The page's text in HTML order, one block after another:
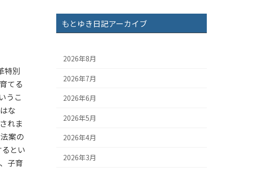
特別
てる
うこ
な
れま
案の
とい
子育
もとゆき日記アーカイブ
2026年8月
2026年7月
2026年6月
2026年5月
2026年4月
2026年3月